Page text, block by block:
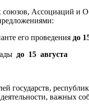
Ассоциаций и
его проведения до
до 15 августа
государств,
важных